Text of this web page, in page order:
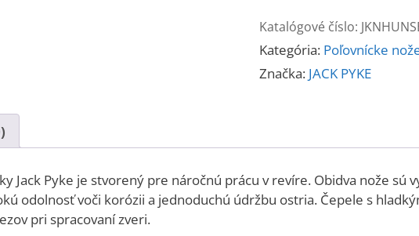
2
ks
poľovnícke
Katalógové číslo:
Kategória: Poľovnícke
Značka: JACK PYKE
Jack Pyke je stvorený pre náročnú prácu v revíre. Obidva nože sú
odolnosť voči korózii a jednoduchú údržbu ostria. Čepele s
pri spracovaní zveri.